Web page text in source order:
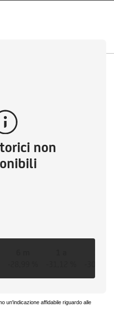
non
un'indicazione affidabile riguardo alle